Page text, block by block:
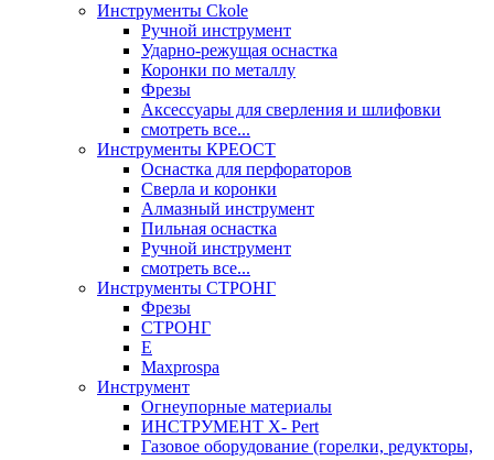
Инструменты Ckole
Ручной инструмент
Ударно‑режущая оснастка
Коронки по металлу
Фрезы
Аксессуары для сверления и шлифовки
смотреть все...
Инструменты КРЕОСТ
Оснастка для перфораторов
Сверла и коронки
Алмазный инструмент
Пильная оснастка
Ручной инструмент
смотреть все...
Инструменты СТРОНГ
Фрезы
СТРОНГ
Е
Maxprospa
Инструмент
Огнеупорные материалы
ИНСТРУМЕНТ X- Pert
Газовое оборудование (горелки, редукторы,